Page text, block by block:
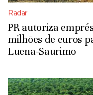
Radar
PR autoriza
milhões de euros
Luena-Saurimo